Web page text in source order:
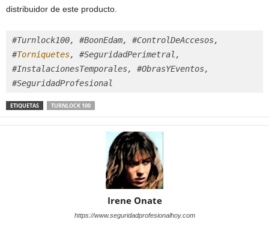
distribuidor de este producto.
#Turnlock100, #BoonEdam, #ControlDeAccesos,
#Torniquetes, #SeguridadPerimetral,
#InstalacionesTemporales, #ObrasYEventos,
#SeguridadProfesional
ETIQUETAS TURNLOCK 100
Irene Onate
https://www.seguridadprofesionalhoy.com